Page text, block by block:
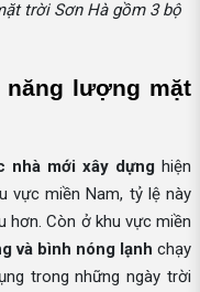
trời Sơn Hà gồm 3 bộ
lượng mặt
nhà mới xây dựng hiện
vực miền Nam, tỷ lệ này
hơn. Còn ở khu vực miền
và bình nóng lạnh chạy
trong những ngày trời